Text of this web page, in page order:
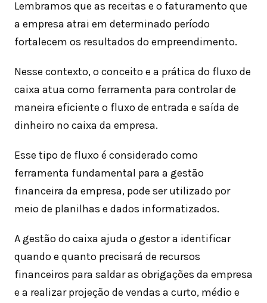
Lembramos que as receitas e o faturamento que
a empresa atrai em determinado período
fortalecem os resultados do empreendimento.
Nesse contexto, o conceito e a prática do fluxo de
caixa atua como ferramenta para controlar de
maneira eficiente o fluxo de entrada e saída de
dinheiro no caixa da empresa.
Esse tipo de fluxo é considerado como
ferramenta fundamental para a gestão
financeira da empresa, pode ser utilizado por
meio de planilhas e dados informatizados.
A gestão do caixa ajuda o gestor a identificar
quando e quanto precisará de recursos
financeiros para saldar as obrigações da empresa
e a realizar projeção de vendas a curto, médio e